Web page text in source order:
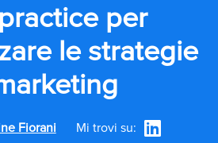
per
le strategie
Fiorani Mi trovi su: